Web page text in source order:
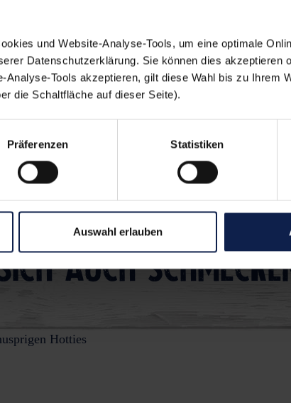
und Website-Analyse-Tools, um eine optimale
Datenschutzerklärung. Sie können dies akzeptieren
Tools akzeptieren, gilt diese Wahl bis zu Ihrem
die Schaltfläche auf dieser Seite).
Präferenzen Statistiken
Auswahl erlauben
Käse überbacken
auch